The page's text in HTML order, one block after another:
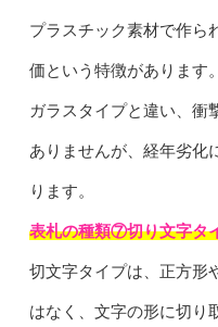
プラスチック素材で作ら
価という特徴があります。
ガラスタイプと違い、衝
ありませんが、経年劣化
ります。
表札の種類⑦切り文字タ
切文字タイプは、正方形
はなく、文字の形に切り